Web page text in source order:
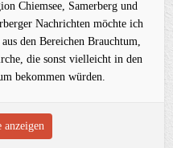
Chiemsee, Samerberg und
Nachrichten möchte ich
den Bereichen Brauchtum,
die sonst vielleicht in den
bekommen würden.